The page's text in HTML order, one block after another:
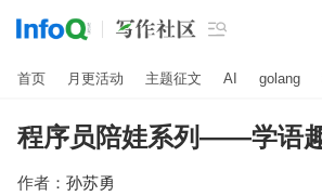

首页 月更活动 主题征文 AI golang
程序员陪娃系列——学语
作者： 孙苏勇